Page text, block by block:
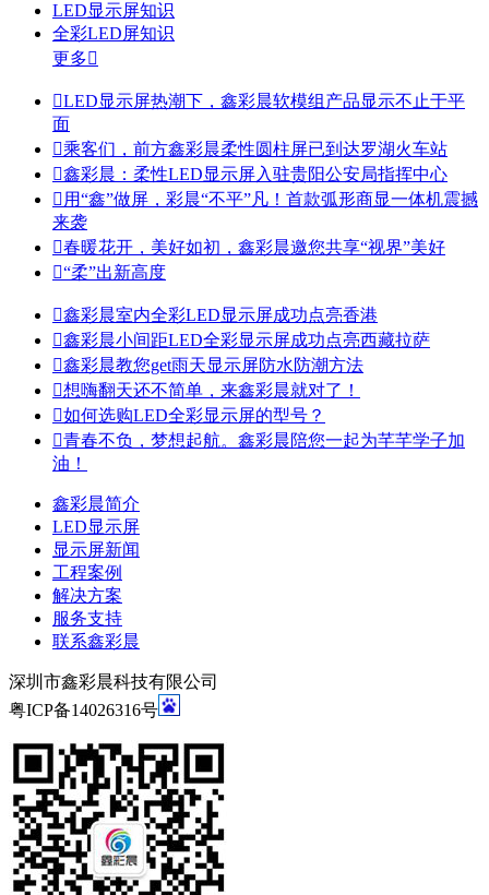
LED显示屏知识
全彩LED屏知识
更多
LED显示屏热潮下，鑫彩晨软模组产品显示不止于平
面
乘客们，前方鑫彩晨柔性圆柱屏已到达罗湖火车站
鑫彩晨：柔性LED显示屏入驻贵阳公安局指挥中心
 用“鑫”做屏，彩晨“不平”凡！首款弧形商显一体机震撼
来袭
春暖花开，美好如初，鑫彩晨邀您共享“视界”美好
“柔”出新高度
鑫彩晨室内全彩LED显示屏成功点亮香港
鑫彩晨小间距LED全彩显示屏成功点亮西藏拉萨
鑫彩晨教您get雨天显示屏防水防潮方法
想嗨翻天还不简单，来鑫彩晨就对了！
如何选购LED全彩显示屏的型号？
青春不负，梦想起航。鑫彩晨陪您一起为芊芊学子加
油！
鑫彩晨简介
LED显示屏
显示屏新闻
工程案例
解决方案
服务支持
联系鑫彩晨
深圳市鑫彩晨科技有限公司
粤ICP备14026316号